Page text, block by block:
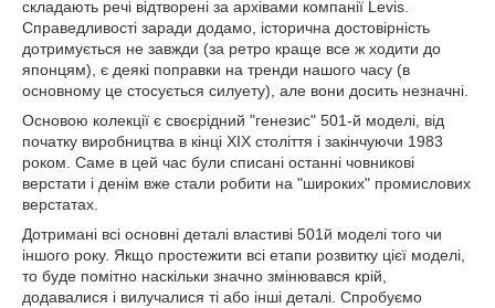
складають речі відтворені за архівами компанії Levis.
Справедливості заради додамо, історична достовірність
дотримується не завжди (за ретро краще все ж ходити до
японцям), є деякі поправки на тренди нашого часу (в
основному це стосується силуету), але вони досить незначні.
Основою колекції є своєрідний "генезис" 501-й моделі, від
початку виробництва в кінці XIX століття і закінчуючи 1983
роком. Саме в цей час були списані останні човникові
верстати і денім вже стали робити на "широких" промислових
верстатах.
Дотримані всі основні деталі властиві 501й моделі того чи
іншого року. Якщо простежити всі етапи розвитку цієї моделі,
то буде помітно наскільки значно змінювався крій,
додавалися і вилучалися ті або інші деталі. Спробуємо